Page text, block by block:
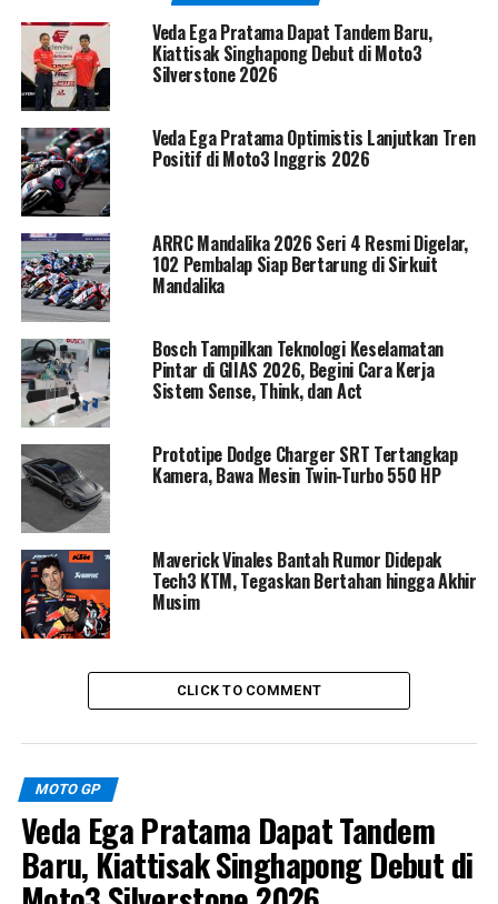
Jerez, Sirkuit Teknis yang
Menuntut Presisi dan
Konsistensi
Balapan diCircuito de Jerezselalu menghadirkan
tantangan tersendiri bagi pembalap kelas
Karakter lintasan yang teknis, banyak tikungan cepat,
serta peluang menyalip yang sempit membuat selisih
waktu antar pembalap biasanya sangat tipis.
MenurutHiroshi Aoyama
racing line, manajemen ban, hingga konsistensi lap time
dapat menentukan hasil akhir balapan.
Hal inilah yang membuat persiapan mental dan teknis
ingin bersaing di papan tengah hingga zona poin.
Veda Siap Bangkit dan Bidik
Veda Ega Pratama Dapat Tandem Baru,
Kiattisak Singhapong Debut di Moto3
Silverstone 2026
Veda Ega Pratama Optimistis Lanjutkan Tren
Positif di Moto3 Inggris 2026
ARRC Mandalika 2026 Seri 4 Resmi Digelar,
102 Pembalap Siap Bertarung di Sirkuit
Mandalika
Bosch Tampilkan Teknologi Keselamatan
Pintar di GIIAS 2026, Begini Cara Kerja
Sistem Sense, Think, dan Act
Prototipe Dodge Charger SRT Tertangkap
Kamera, Bawa Mesin Twin-Turbo 550 HP
Maverick Vinales Bantah Rumor Didepak
Tech3 KTM, Tegaskan Bertahan hingga Akhir
Musim
CLICK TO COMMENT
MOTO GP
Veda Ega Pratama Dapat Tandem
Baru, Kiattisak Singhapong Debut di